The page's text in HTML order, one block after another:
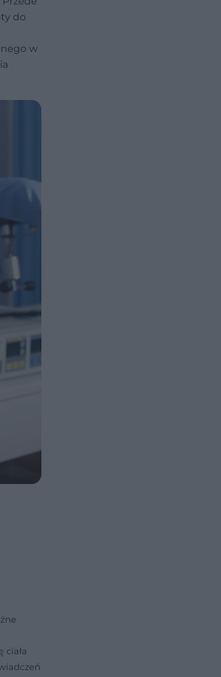
do
w
ciała